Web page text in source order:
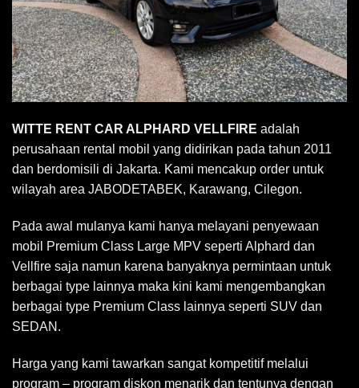
WITTE RENT CAR ALPHARD VELLFIRE adalah
perusahaan rental mobil yang didirikan pada tahun 2011
dan berdomisili di Jakarta. Kami mencakup order untuk
wilayah area JABODETABEK, Karawang, Cilegon.
Pada awal mulanya kami hanya melayani penyewaan
mobil Premium Class Large MPV seperti Alphard dan
Vellfire saja namun karena banyaknya permintaan untuk
berbagai type lainnya maka kini kami mengembangkan
berbagai type Premium Class lainnya seperti SUV dan
SEDAN.
Harga yang kami tawarkan sangat kompetitif melalui
program – program diskon menarik dan tentunya dengan